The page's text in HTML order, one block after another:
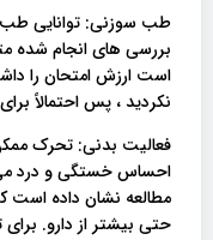
طب سوزنی: توانایی طب
بررسی های انجام شده
است ارزش امتحان را
نکردید ، پس احتمالاً
فعالیت بدنی: تحرک
مطالعه نشان داده است
حتی بیشتر از دارو. برای